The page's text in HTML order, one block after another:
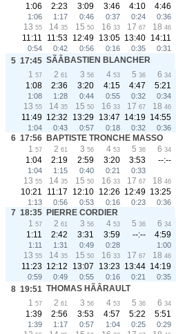
1:06
2:23 3:09 3:46 4:10 4:46
1:06 1:17 0:46 0:37 0:24 0:36
13 55 14 35 15 50 16 33 17 67 18 46
11:11 11:53 12:49 13:05 13:40 14:11
0:54 0:42 0:56 0:16 0:35 0:31
5 17:45 SÃÂBASTIEN BLANCHER
1 57 2 61 3 56 4 53 5 36 6 34
1:08
2:36 3:20 4:15 4:47 5:21
1:08 1:28 0:44 0:55 0:32 0:34
13 55 14 35 15 50 16 33 17 67 18 46
11:49 12:32 13:29 13:47 14:19 14:55
1:04 0:43 0:57 0:18 0:32 0:36
6 17:56 BAPTISTE TRONCHE MASSO
1 57 2 61 3 56 4 53 5 36 6 34
1:04
2:19 2:59 3:20 3:53 --:--
1:04 1:15 0:40 0:21 0:33
13 55 14 35 15 50 16 33 17 67 18 46
10:21 11:17 12:10 12:26 12:49 13:25
1:13 0:56 0:53 0:16 0:23 0:36
7 18:35 PIERRE CORDIER
1 57 2 61 3 56 4 53 5 36 6 34
1:11
2:42 3:31 3:59 --:-- 4:59
1:11 1:31 0:49 0:28 1:00
13 55 14 35 15 50 16 33 17 67 18 46
11:23 12:12 13:07 13:23 13:44 14:19
0:59 0:49 0:55 0:16 0:21 0:35
8 19:51 THOMAS HÃÂRAULT
1 57 2 61 3 56 4 53 5 36 6 34
1:39
2:56 3:53 4:57 5:22 5:51
1:39 1:17 0:57 1:04 0:25 0:29